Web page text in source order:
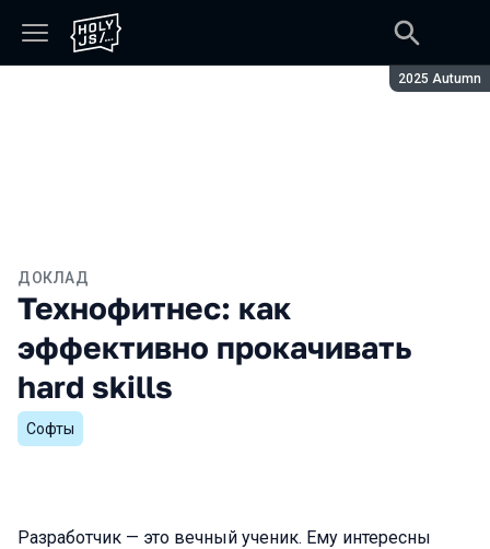
Сезон:
2025 Autumn
ДОКЛАД
Технофитнес: как
эффективно прокачивать
hard skills
Софты
Разработчик — это вечный ученик. Ему интересны